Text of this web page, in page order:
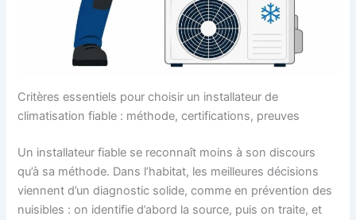
Critères essentiels pour choisir un installateur de
climatisation fiable : méthode, certifications, preuves
Un installateur fiable se reconnaît moins à son discours
qu’à sa méthode. Dans l’habitat, les meilleures décisions
viennent d’un diagnostic solide, comme en prévention des
nuisibles : on identifie d’abord la source, puis on traite, et